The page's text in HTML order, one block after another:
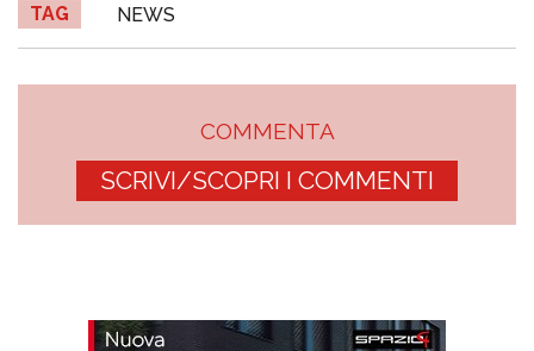
TAG NEWS
COMMENTA
SCRIVI/SCOPRI I COMMENTI